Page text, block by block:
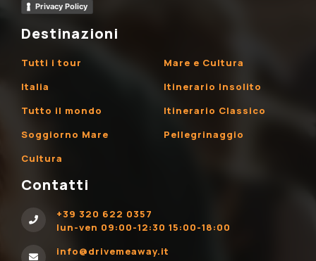
Privacy Policy
Destinazioni
Tutti i tour
Italia
Tutto il mondo
Soggiorno Mare
Cultura
Mare e Cultura
Itinerario Insolito
Itinerario Classico
Pellegrinaggio
Contatti
+39 320 622 0357
lun-ven 09:00-12:30 15:00-18:00
info@drivemeaway.it